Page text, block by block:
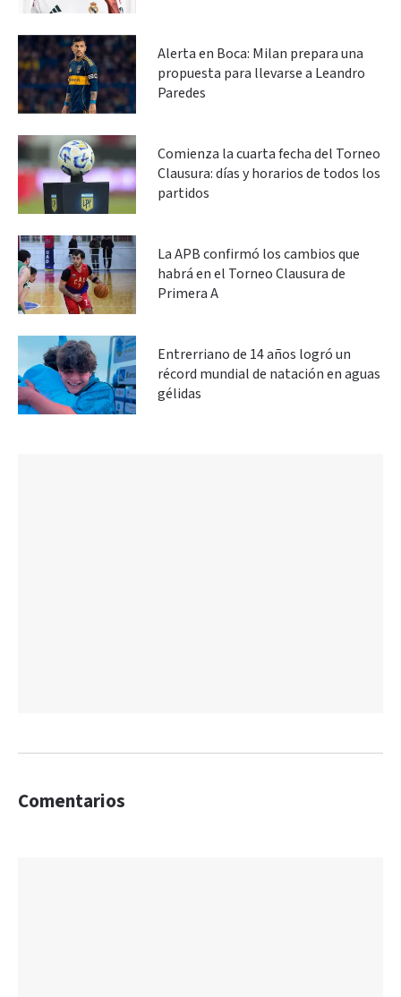
Alerta en Boca: Milan prepara una
propuesta para llevarse a Leandro
Paredes
Comienza la cuarta fecha del Torneo
Clausura: días y horarios de todos los
partidos
La APB confirmó los cambios que
habrá en el Torneo Clausura de
Primera A
Entrerriano de 14 años logró un
récord mundial de natación en aguas
gélidas
Comentarios